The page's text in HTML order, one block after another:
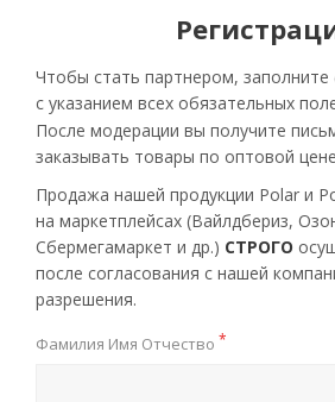
Чтобы стать партнером, заполните
с указанием всех обязательных
После модерации вы получите
заказывать товары по оптовой
Продажа нашей продукции Polar и
на маркетплейсах (Вайлдбериз,
Сбермегамаркет и др.) СТРОГО
после согласования с нашей
разрешения.
Фамилия Имя Отчество *